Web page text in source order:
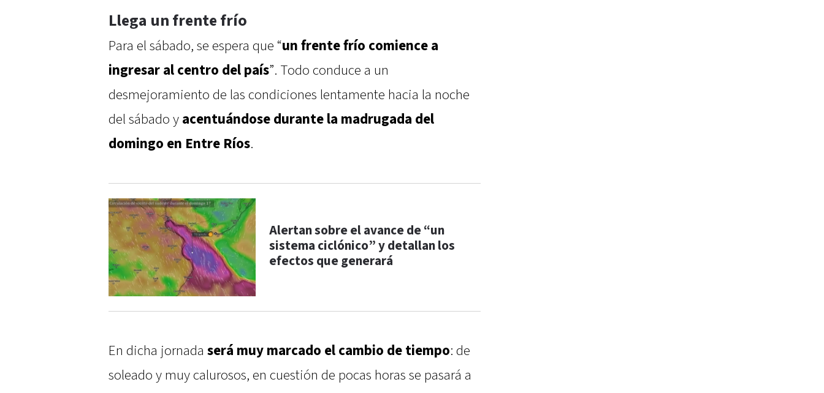
Llega un frente frío
Para el sábado, se espera que “un frente frío comience a
ingresar al centro del país”. Todo conduce a un
desmejoramiento de las condiciones lentamente hacia la noche
del sábado y acentuándose durante la madrugada del
domingo en Entre Ríos.
Alertan sobre el avance de “un
sistema ciclónico” y detallan los
efectos que generará
En dicha jornada será muy marcado el cambio de tiempo: de
soleado y muy calurosos, en cuestión de pocas horas se pasará a